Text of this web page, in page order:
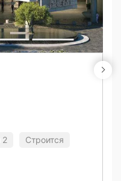
2 Строится